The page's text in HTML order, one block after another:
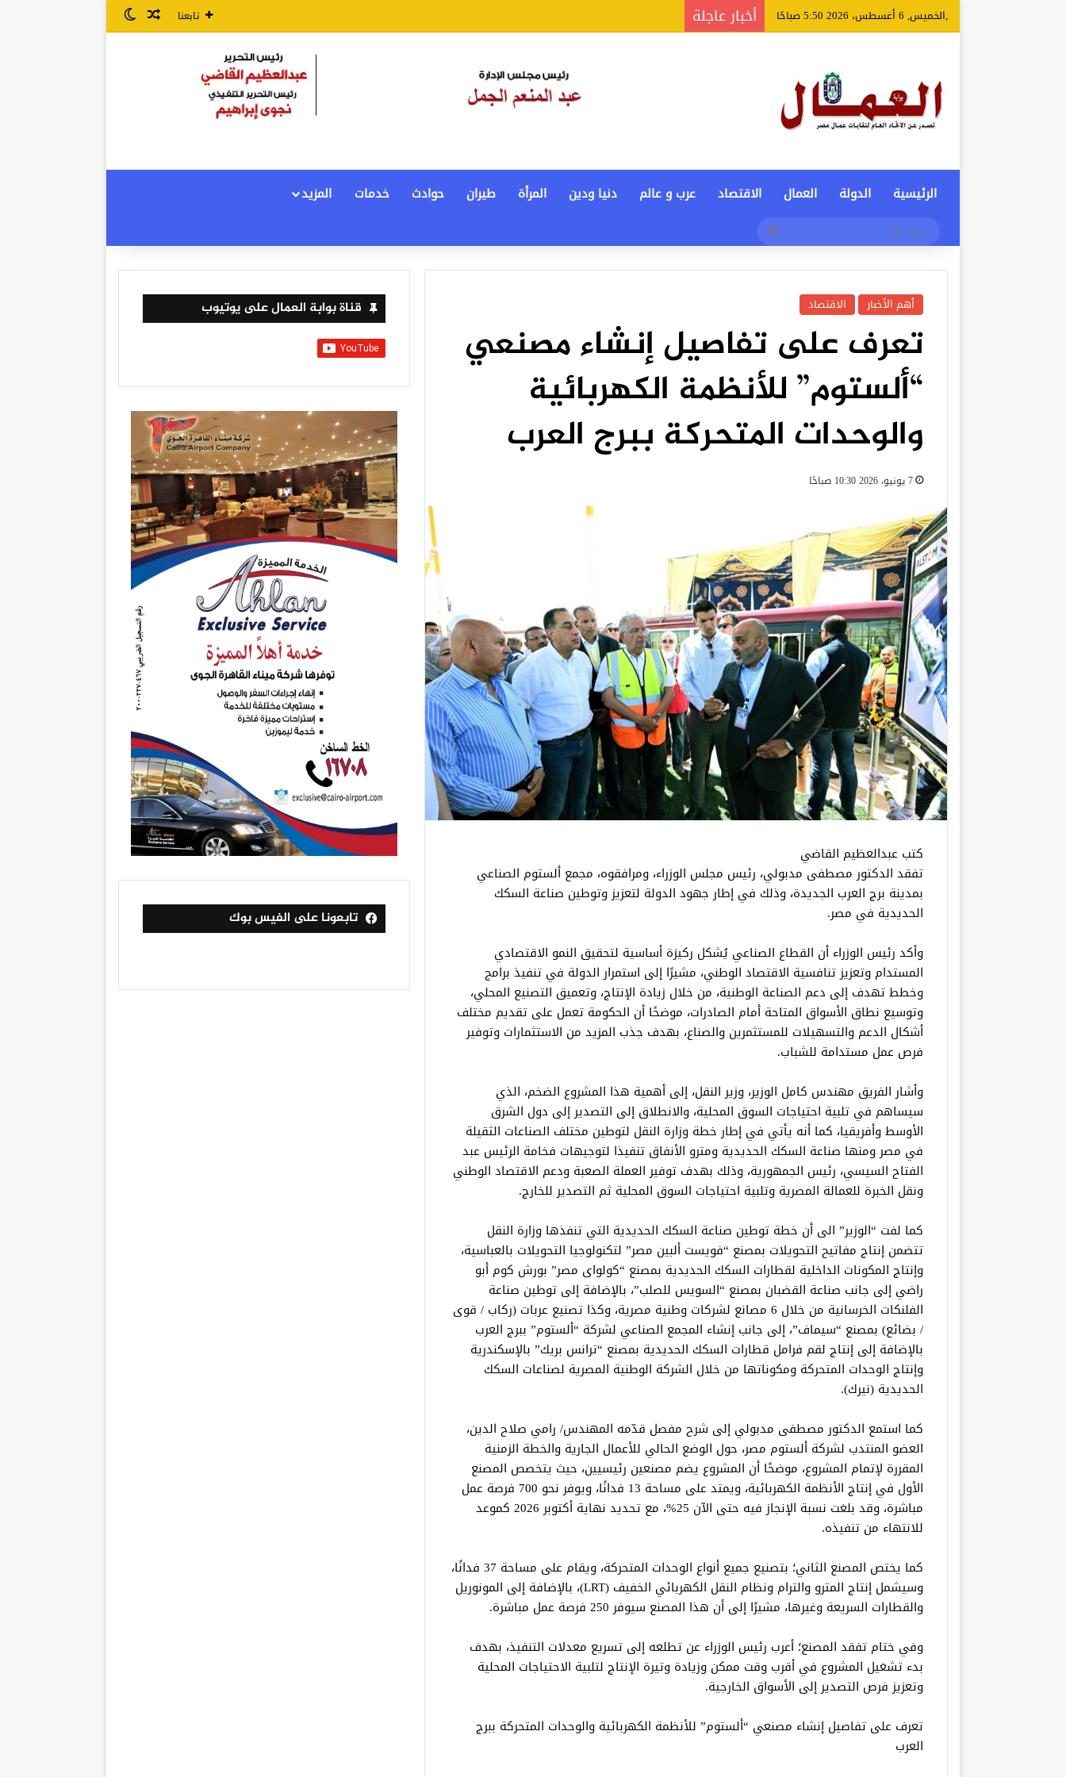
,الخميس, 6 أغسطس، 2026 5:50 صباحًا أخبار عاجلة تابعنا مقال عشوائي
الوضع المظلم
الرئيسية الدولة العمال الاقتصاد عرب و عالم دنيا ودين المرأة طيران حوادث خدمات
المزيد
أهم الأخبار الاقتصاد
تعرف على تفاصيل إنشاء مصنعي
“ألستوم” للأنظمة الكهربائية
والوحدات المتحركة ببرج العرب
7 يونيو، 2026 10:30 صباحًا
كتب عبدالعظيم القاضي
تفقد الدكتور مصطفى مدبولي، رئيس مجلس الوزراء، ومرافقوه، مجمع ألستوم الصناعي
بمدينة برج العرب الجديدة، وذلك في إطار جهود الدولة لتعزيز وتوطين صناعة السكك
الحديدية في مصر.
وأكد رئيس الوزراء أن القطاع الصناعي يُشكل ركيزة أساسية لتحقيق النمو الاقتصادي
المستدام وتعزيز تنافسية الاقتصاد الوطني، مشيرًا إلى استمرار الدولة في تنفيذ برامج
وخطط تهدف إلى دعم الصناعة الوطنية، من خلال زيادة الإنتاج، وتعميق التصنيع المحلي،
وتوسيع نطاق الأسواق المتاحة أمام الصادرات، موضحًا أن الحكومة تعمل على تقديم مختلف
أشكال الدعم والتسهيلات للمستثمرين والصناع، بهدف جذب المزيد من الاستثمارات وتوفير
فرص عمل مستدامة للشباب.
وأشار الفريق مهندس كامل الوزير، وزير النقل، إلى أهمية هذا المشروع الضخم، الذي
سيساهم في تلبية احتياجات السوق المحلية، والانطلاق إلى التصدير إلى دول الشرق
الأوسط وأفريقيا، كما أنه يأتي في إطار خطة وزارة النقل لتوطين مختلف الصناعات الثقيلة
في مصر ومنها صناعة السكك الحديدية ومترو الأنفاق تنفيذا لتوجيهات فخامة الرئيس عبد
الفتاح السيسي، رئيس الجمهورية، وذلك بهدف توفير العملة الصعبة ودعم الاقتصاد الوطني
ونقل الخبرة للعمالة المصرية وتلبية احتياجات السوق المحلية ثم التصدير للخارج.
كما لفت “الوزير” الى أن خطة توطين صناعة السكك الحديدية التي تنفذها وزارة النقل
تتضمن إنتاج مفاتيح التحويلات بمصنع “فويست ألبين مصر” لتكنولوجيا التحويلات بالعباسية،
وإنتاج المكونات الداخلية لقطارات السكك الحديدية بمصنع “كولواى مصر” بورش كوم أبو
راضي إلى جانب صناعة القضبان بمصنع “السويس للصلب”، بالإضافة إلى توطين صناعة
الفلنكات الخرسانية من خلال 6 مصانع لشركات وطنية مصرية، وكذا تصنيع عربات (ركاب / قوى
/ بضائع) بمصنع “سيماف”، إلى جانب إنشاء المجمع الصناعي لشركة “ألستوم” ببرج العرب
بالإضافة إلى إنتاج لقم فرامل قطارات السكك الحديدية بمصنع “ترانس بريك” بالإسكندرية
وإنتاج الوحدات المتحركة ومكوناتها من خلال الشركة الوطنية المصرية لصناعات السكك
الحديدية (نيرك).
كما استمع الدكتور مصطفى مدبولي إلى شرح مفصل قدّمه المهندس/ رامي صلاح الدين،
العضو المنتدب لشركة ألستوم مصر، حول الوضع الحالي للأعمال الجارية والخطة الزمنية
المقررة لإتمام المشروع، موضحًا أن المشروع يضم مصنعين رئيسيين، حيث يتخصص المصنع
الأول في إنتاج الأنظمة الكهربائية، ويمتد على مساحة 13 فدانًا، ويوفر نحو 700 فرصة عمل
مباشرة، وقد بلغت نسبة الإنجاز فيه حتى الآن 25%، مع تحديد نهاية أكتوبر 2026 كموعد
للانتهاء من تنفيذه.
كما يختص المصنع الثاني؛ بتصنيع جميع أنواع الوحدات المتحركة، ويقام على مساحة 37 فدانًا،
وسيشمل إنتاج المترو والترام ونظام النقل الكهربائي الخفيف (LRT)، بالإضافة إلى المونوريل
والقطارات السريعة وغيرها، مشيرًا إلى أن هذا المصنع سيوفر 250 فرصة عمل مباشرة.
وفي ختام تفقد المصنع؛ أعرب رئيس الوزراء عن تطلعه إلى تسريع معدلات التنفيذ، بهدف
بدء تشغيل المشروع في أقرب وقت ممكن وزيادة وتيرة الإنتاج لتلبية الاحتياجات المحلية
وتعزيز فرص التصدير إلى الأسواق الخارجية.
تعرف على تفاصيل إنشاء مصنعي “ألستوم” للأنظمة الكهربائية والوحدات المتحركة ببرج
العرب
قناة بوابة العمال على يوتيوب
تابعونا على الفيس بوك